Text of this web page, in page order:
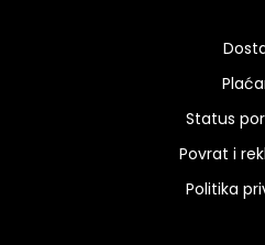
Status
Povrat i
Politika